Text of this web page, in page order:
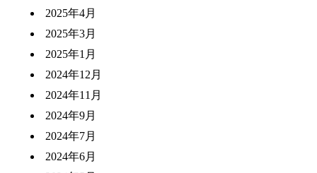
2025年4月
2025年3月
2025年1月
2024年12月
2024年11月
2024年9月
2024年7月
2024年6月